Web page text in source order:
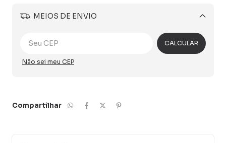
MEIOS DE ENVIO
Alterar CEP
CALCULAR
Não sei meu CEP
Compartilhar